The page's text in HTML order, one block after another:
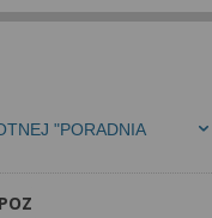
"PORADNIA